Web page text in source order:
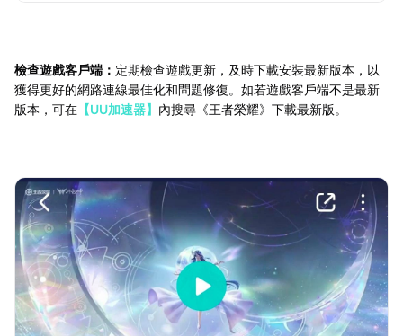
檢查遊戲客戶端： 定期檢查遊戲更新，及時下載安裝最新版本，以
獲得更好的網路連線最佳化和問題修復。如若遊戲客戶端不是最新
版本，可在 【UU加速器】 內搜尋《王者榮耀》下載最新版。